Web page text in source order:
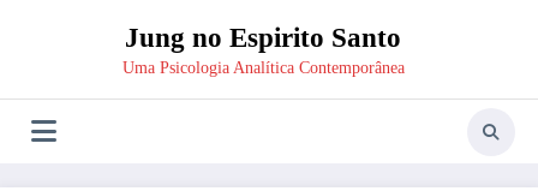
Jung no Espirito Santo
Uma Psicologia Analítica Contemporânea